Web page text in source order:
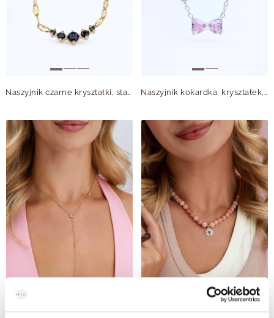
Naszyjnik czarne kryształki, stal pozłacana S315621Z01 Naszyjnik kokardka, kryształek, stal S315531S00